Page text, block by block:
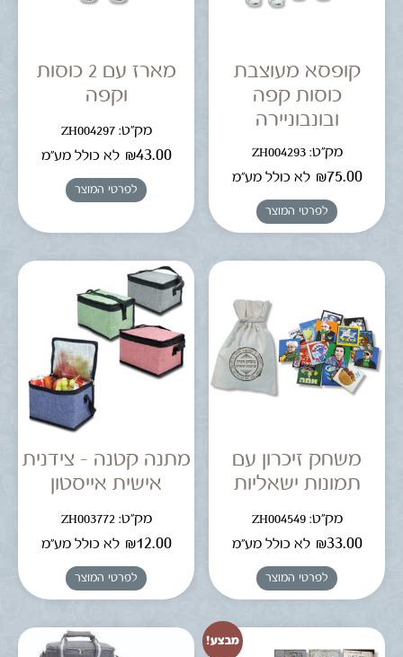
קופסא מעוצבת
כוסות קפה
ובונבוניירה
מק"ט: ZH004293
₪75.00 לא כולל מע"מ
לפרטי המוצר
מארז עם 2 כוסות
וקפה
מק"ט: ZH004297
₪43.00 לא כולל מע"מ
לפרטי המוצר
משחק זיכרון עם
תמונות ישאליות
מק"ט: ZH004549
₪33.00 לא כולל מע"מ
לפרטי המוצר
מתנה קטנה – צידנית
אישית אייסטון
מק"ט: ZH003772
₪12.00 לא כולל מע"מ
לפרטי המוצר
מבצע!